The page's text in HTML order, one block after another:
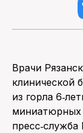
Врачи
клинической
из горла
миниатюрных